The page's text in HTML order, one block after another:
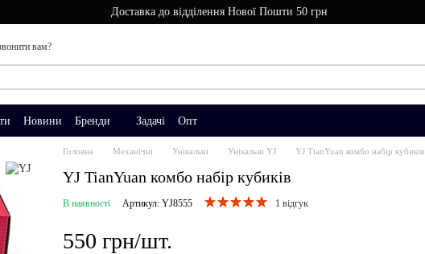
Доставка до відділення Нової Пошти 50 грн
вам?
Новини Бренди Задачі Опт
Головна Механічні Унікальні Унікальні YJ YJ TianYuan комбо набір кубиків
YJ TianYuan комбо набір кубиків
В наявності Артикул: YJ8555 1 відгук
550 грн/шт.